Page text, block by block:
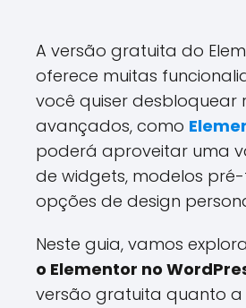
A versão gratuita do
oferece muitas
você quiser desbloquear
avançados, como
poderá aproveitar uma
de widgets, modelos
opções de design
Neste guia, vamos
o Elementor no
versão gratuita quanto a